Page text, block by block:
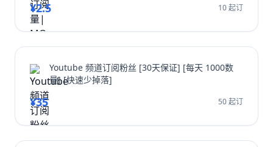
¥2.5 10 起订
Youtube 频道订阅粉丝 [30天保证] [每天 1000数
量] [快速少掉落]
¥35 50 起订